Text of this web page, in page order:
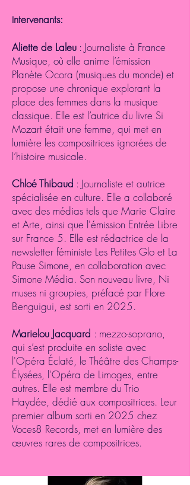
Intervenants:
Aliette de Laleu : ​Journaliste à France
Musique, où elle anime l’émission
Planète Ocora (musiques du monde) et
propose une chronique explorant la
place des femmes dans la musique
classique. Elle est l’autrice du livre Si
Mozart était une femme, qui met en
lumière les compositrices ignorées de
l’histoire musicale.​
Chloé Thibaud : Journaliste et autrice
spécialisée en culture. Elle a collaboré
avec des médias tels que Marie Claire
et Arte, ainsi que l'émission Entrée Libre
sur France 5. Elle est rédactrice de la
newsletter féministe Les Petites Glo et La
Pause Simone, en collaboration avec
Simone Média. Son nouveau livre, Ni
muses ni groupies, préfacé par Flore
Benguigui, est sorti en 2025.
Marielou Jacquard : mezzo-soprano,
qui s’est produite en soliste avec
l'Opéra Éclaté, le Théâtre des Champs-
Élysées, l'Opéra de Limoges, entre
autres. Elle est membre du Trio
Haydée, dédié aux compositrices. Leur
premier album sorti en 2025 chez
Voces8 Records, met en lumière des
œuvres rares de compositrices.